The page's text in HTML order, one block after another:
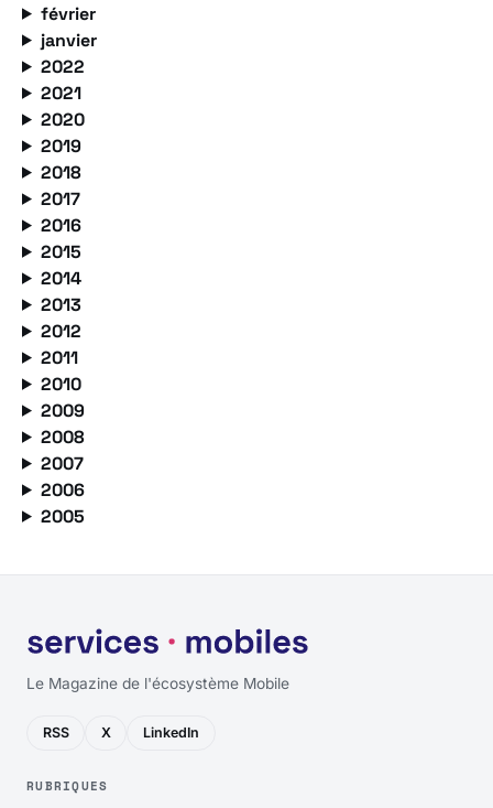
février
janvier
2022
2021
2020
2019
2018
2017
2016
2015
2014
2013
2012
2011
2010
2009
2008
2007
2006
2005
Le Magazine de l'écosystème Mobile
RSS X LinkedIn
RUBRIQUES